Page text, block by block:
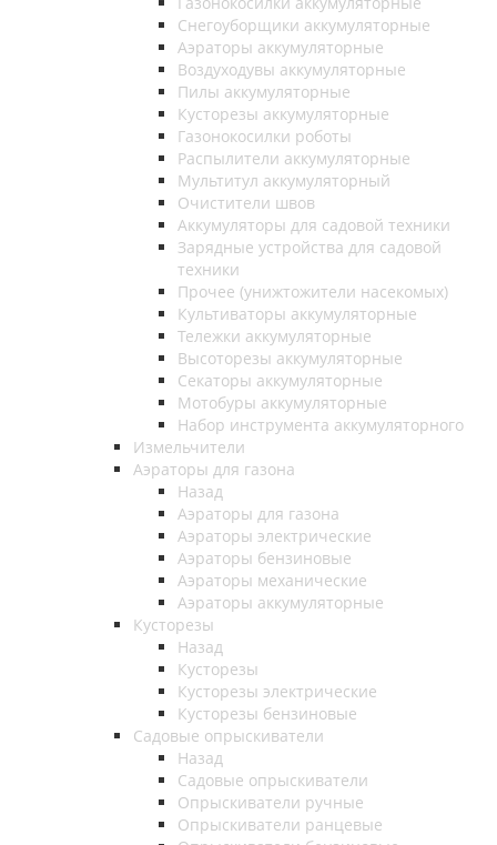
Снегоуборщики аккумуляторные
Аэраторы аккумуляторные
Воздуходувы аккумуляторные
Пилы аккумуляторные
Кусторезы аккумуляторные
Газонокосилки роботы
Распылители аккумуляторные
Мультитул аккумуляторный
Очистители швов
Аккумуляторы для садовой техники
Зарядные устройства для садовой
техники
Прочее (унижтожители насекомых)
Культиваторы аккумуляторные
Тележки аккумуляторные
Высоторезы аккумуляторные
Секаторы аккумуляторные
Мотобуры аккумуляторные
Набор инструмента аккумуляторного
Измельчители
Аэраторы для газона
Назад
Аэраторы для газона
Аэраторы электрические
Аэраторы бензиновые
Аэраторы механические
Аэраторы аккумуляторные
Кусторезы
Назад
Кусторезы
Кусторезы электрические
Кусторезы бензиновые
Садовые опрыскиватели
Назад
Садовые опрыскиватели
Опрыскиватели ручные
Опрыскиватели ранцевые